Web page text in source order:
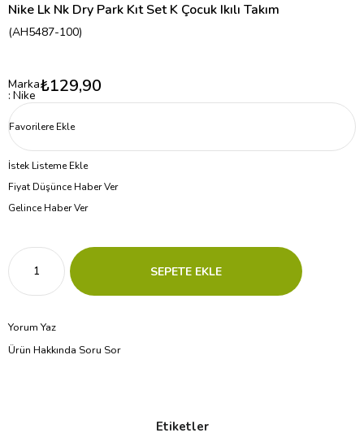
Nike Lk Nk Dry Park Kıt Set K Çocuk Ikılı Takım
(AH5487-100)
Marka
: Nike ₺129,90
Favorilere Ekle
İstek Listeme Ekle
Fiyat Düşünce Haber Ver
Gelince Haber Ver
Yorum Yaz
Ürün Hakkında Soru Sor
Etiketler